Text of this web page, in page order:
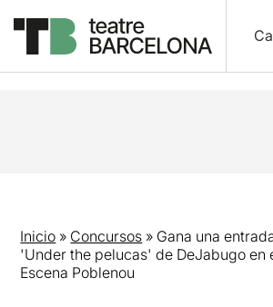
Inicio » Concursos » Gana una
'Under the pelucas' de DeJabugo en
Escena Poblenou